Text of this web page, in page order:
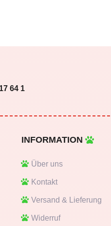
64 1
INFORMATION
Über uns
Kontakt
Versand & Lieferung
Widerruf